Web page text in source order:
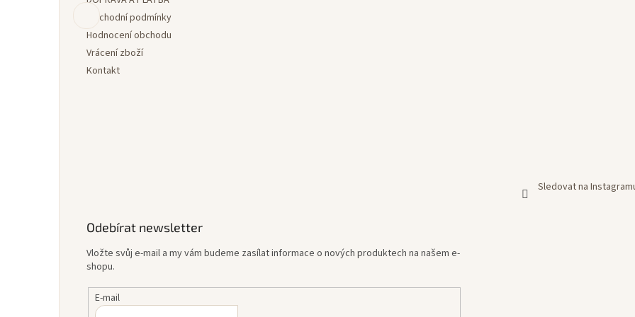
Obchodní podmínky
Hodnocení obchodu
Vrácení zboží
Kontakt
Sledovat na
Odebírat newsletter
Vložte svůj e-mail a my vám budeme zasílat informace o nových produktech na našem e-
shopu.
E-mail